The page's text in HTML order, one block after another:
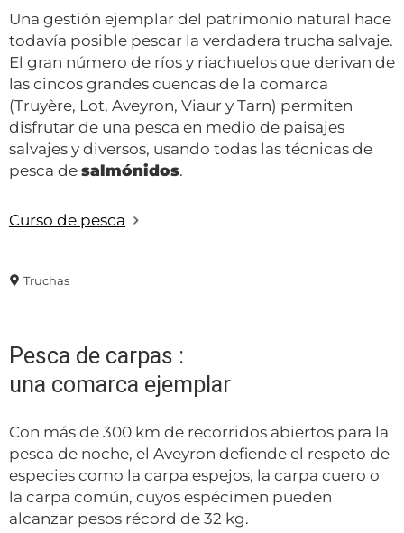
Truchas
Una gestión ejemplar del patrimonio natural hace
todavía posible pescar la verdadera trucha salvaje.
El gran número de ríos y riachuelos que derivan de
las cincos grandes cuencas de la comarca
(Truyère, Lot, Aveyron, Viaur y Tarn) permiten
disfrutar de una pesca en medio de paisajes
salvajes y diversos, usando todas las técnicas de
pesca de salmónidos.
Curso de pesca
Pesca de carpas :
una comarca ejemplar
Con más de 300 km de recorridos abiertos para la
pesca de noche, el Aveyron defiende el respeto de
especies como la carpa espejos, la carpa cuero o
la carpa común, cuyos espécimen pueden
alcanzar pesos récord de 32 kg.